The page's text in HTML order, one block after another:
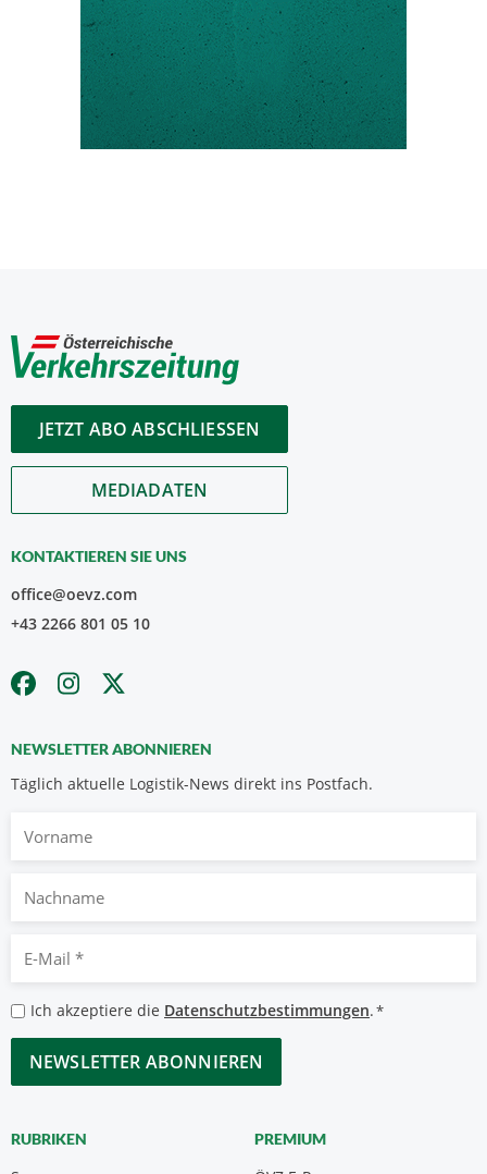
JETZT ABO ABSCHLIESSEN
MEDIADATEN
KONTAKTIEREN SIE UNS
office@oevz.com
+43 2266 801 05 10
NEWSLETTER ABONNIEREN
Täglich aktuelle Logistik-News direkt ins Postfach.
Nachname
Mail
*
Datenschutzbestimmungen
*
Ich akzeptiere die Datenschutzbestimmungen.*
CAPTCHA
RUBRIKEN PREMIUM